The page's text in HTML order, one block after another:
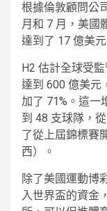
根據倫敦顧問公
月和 7 月，美國
達到了 17 億美
H2 估計全球受
達到 600 億美元
加了 71%。這一
到 48 支球隊，
了從上屆錦標賽
西）。
除了美國運動博
入世界盃的資金